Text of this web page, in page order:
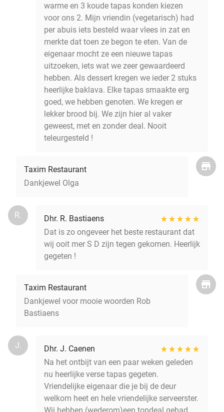
warme en 3 koude tapas konden kiezen
voor ons 2. Mijn vriendin (vegetarisch) had
per abuis iets besteld waar vlees in zat en
merkte dat toen ze begon te eten. Van de
eigenaar mocht ze een nieuwe tapas
uitzoeken, iets wat we zeer gewaardeerd
hebben. Als dessert kregen we ieder 2 stuks
heerlijke baklava. Elke tapas smaakte erg
goed, we hebben genoten. We kregen er
lekker brood bij. We zijn hier al vaker
geweest, met en zonder deal. Nooit
teleurgesteld !
Taxim Restaurant
Dankjewel Olga
R.
Dhr. R. Bastiaens
Dat is zo ongeveer het beste restaurant dat
wij ooit mer S D zijn tegen gekomen. Heerlijk
gegeten !
Taxim Restaurant
Dankjewel voor mooie woorden Rob
Bastiaens
J.
Dhr. J. Caenen
Na het ontbijt van een paar weken geleden
nu heerlijke verse tapas gegeten.
Vriendelijke eigenaar die je bij de deur
welkom heet en hele vriendelijke serveerster.